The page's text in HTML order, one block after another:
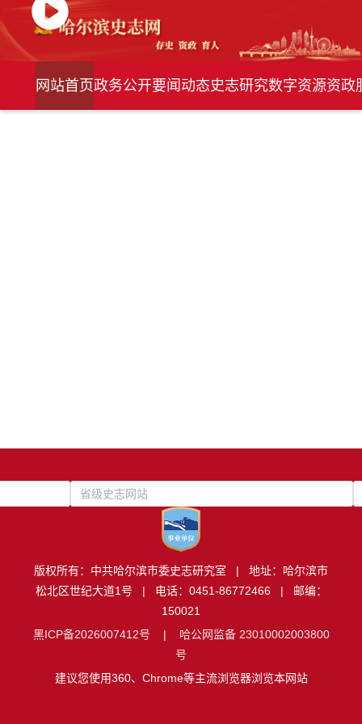
网站首页政务公开要闻动态史志研究数字资源资政
省级史志网站
版权所有：中共哈尔滨市委史志研究室 | 地址：哈尔滨市
松北区世纪大道1号 | 电话：0451-86772466 | 邮编：
150021
黑ICP备2026007412号 | 哈公网监备 23010002003800
号
建议您使用360、Chrome等主流浏览器浏览本网站